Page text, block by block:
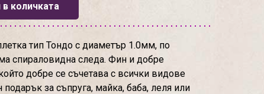
количката
тип Тондо с диаметър 1.0мм, по
спираловидна следа. Фин и добре
добре се съчетава с всички видове
за съпруга, майка, баба, леля или